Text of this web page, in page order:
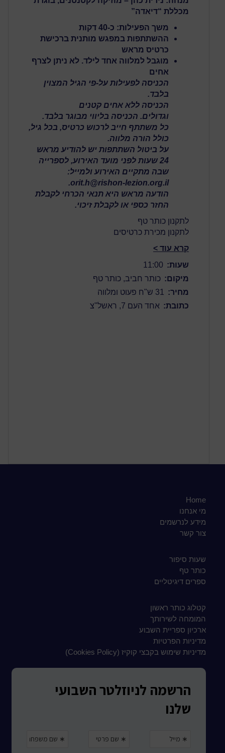
מכללת “דיאדה”
משך הפעילות: כ-40 דקות
ההשתתפות במפגש מותנית ברכישת
כרטיס מראש
מוגבל למלווה אחד לילד. לא ניתן לצרף
אחים
הכניסה לפעילות על-פי הגיל המצוין
בלבד.
הכניסה ללא אחים קטנים
וגדולים. הכניסה בליווי מבוגר בלבד.
כל משתתף חייב לרכוש כרטיס, בכל גיל,
כולל הורה מלווה.
על ביטול השתתפות יש להודיע מראש
24 שעות לפני מועד האירוע, לספרייה
שבה מתקיים האירוע ולמייל:
orit.h@rishon-lezion.org.il.
הודעה מראש היא תנאי הכרחי לקבלת
החזר כספי או לקבלת זיכוי.
לתקנון כותר טף
לתקנון מכירת כרטיסים
קרא עוד >
שעות: 11:00
מיקום: כותר חביב, כותר טף
מחיר:
31 ש"ח פעוט ומלווה
כתובת: אחד העם 7, ראשל"צ
Home
מי אנחנו
מידע לנרשמים
צור קשר
שעות סיפור
כותר טף
ספרים דיגיטליים
קטלוג כותר ראשון
המומחה לשירותך
ארכיון ספריית השבוע
מדיניות הפרטיות
מדיניות שימוש בקבצי קוקיז (Cookies Policy)